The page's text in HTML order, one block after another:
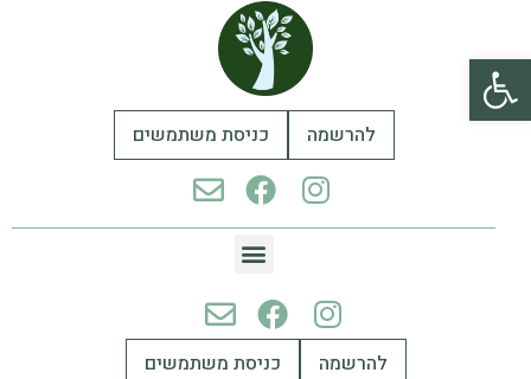
פתח סרגל נגישות
להרשמה כניסת משתמשים
להרשמה כניסת משתמשים